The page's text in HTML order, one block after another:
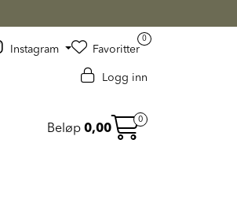
Instagram
0
Favoritter
Logg inn
Beløp 0,00
0